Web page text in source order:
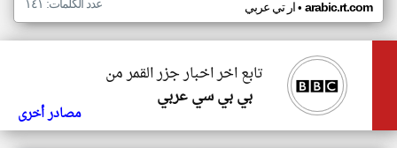
ار تي عربي• arabic.rt.com عدد الكلمات: ١٤١
تابع اخر اخبار جزر القمر من
بي بي سي عربي
مصادر أخرى